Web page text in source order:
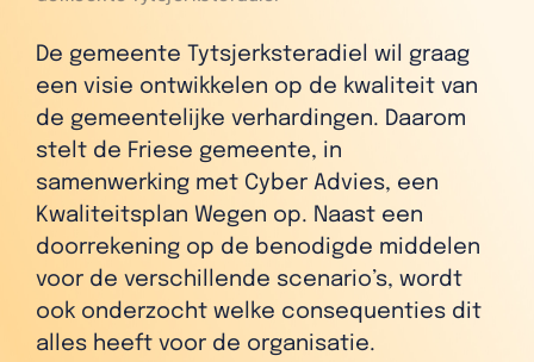
Vacatures
De gemeente Tytsjerksteradiel wil graag
een visie ontwikkelen op de kwaliteit van
de gemeentelijke verhardingen. Daarom
stelt de Friese gemeente, in
samenwerking met Cyber Advies, een
Kwaliteitsplan Wegen op. Naast een
doorrekening op de benodigde middelen
voor de verschillende scenario’s, wordt
ook onderzocht welke consequenties dit
alles heeft voor de organisatie.